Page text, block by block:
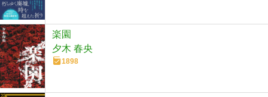
楽園
夕木 春央
1898